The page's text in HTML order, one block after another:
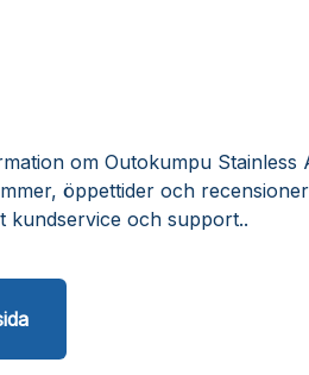
om Outokumpu Stainless
öppettider och
kundservice och support..